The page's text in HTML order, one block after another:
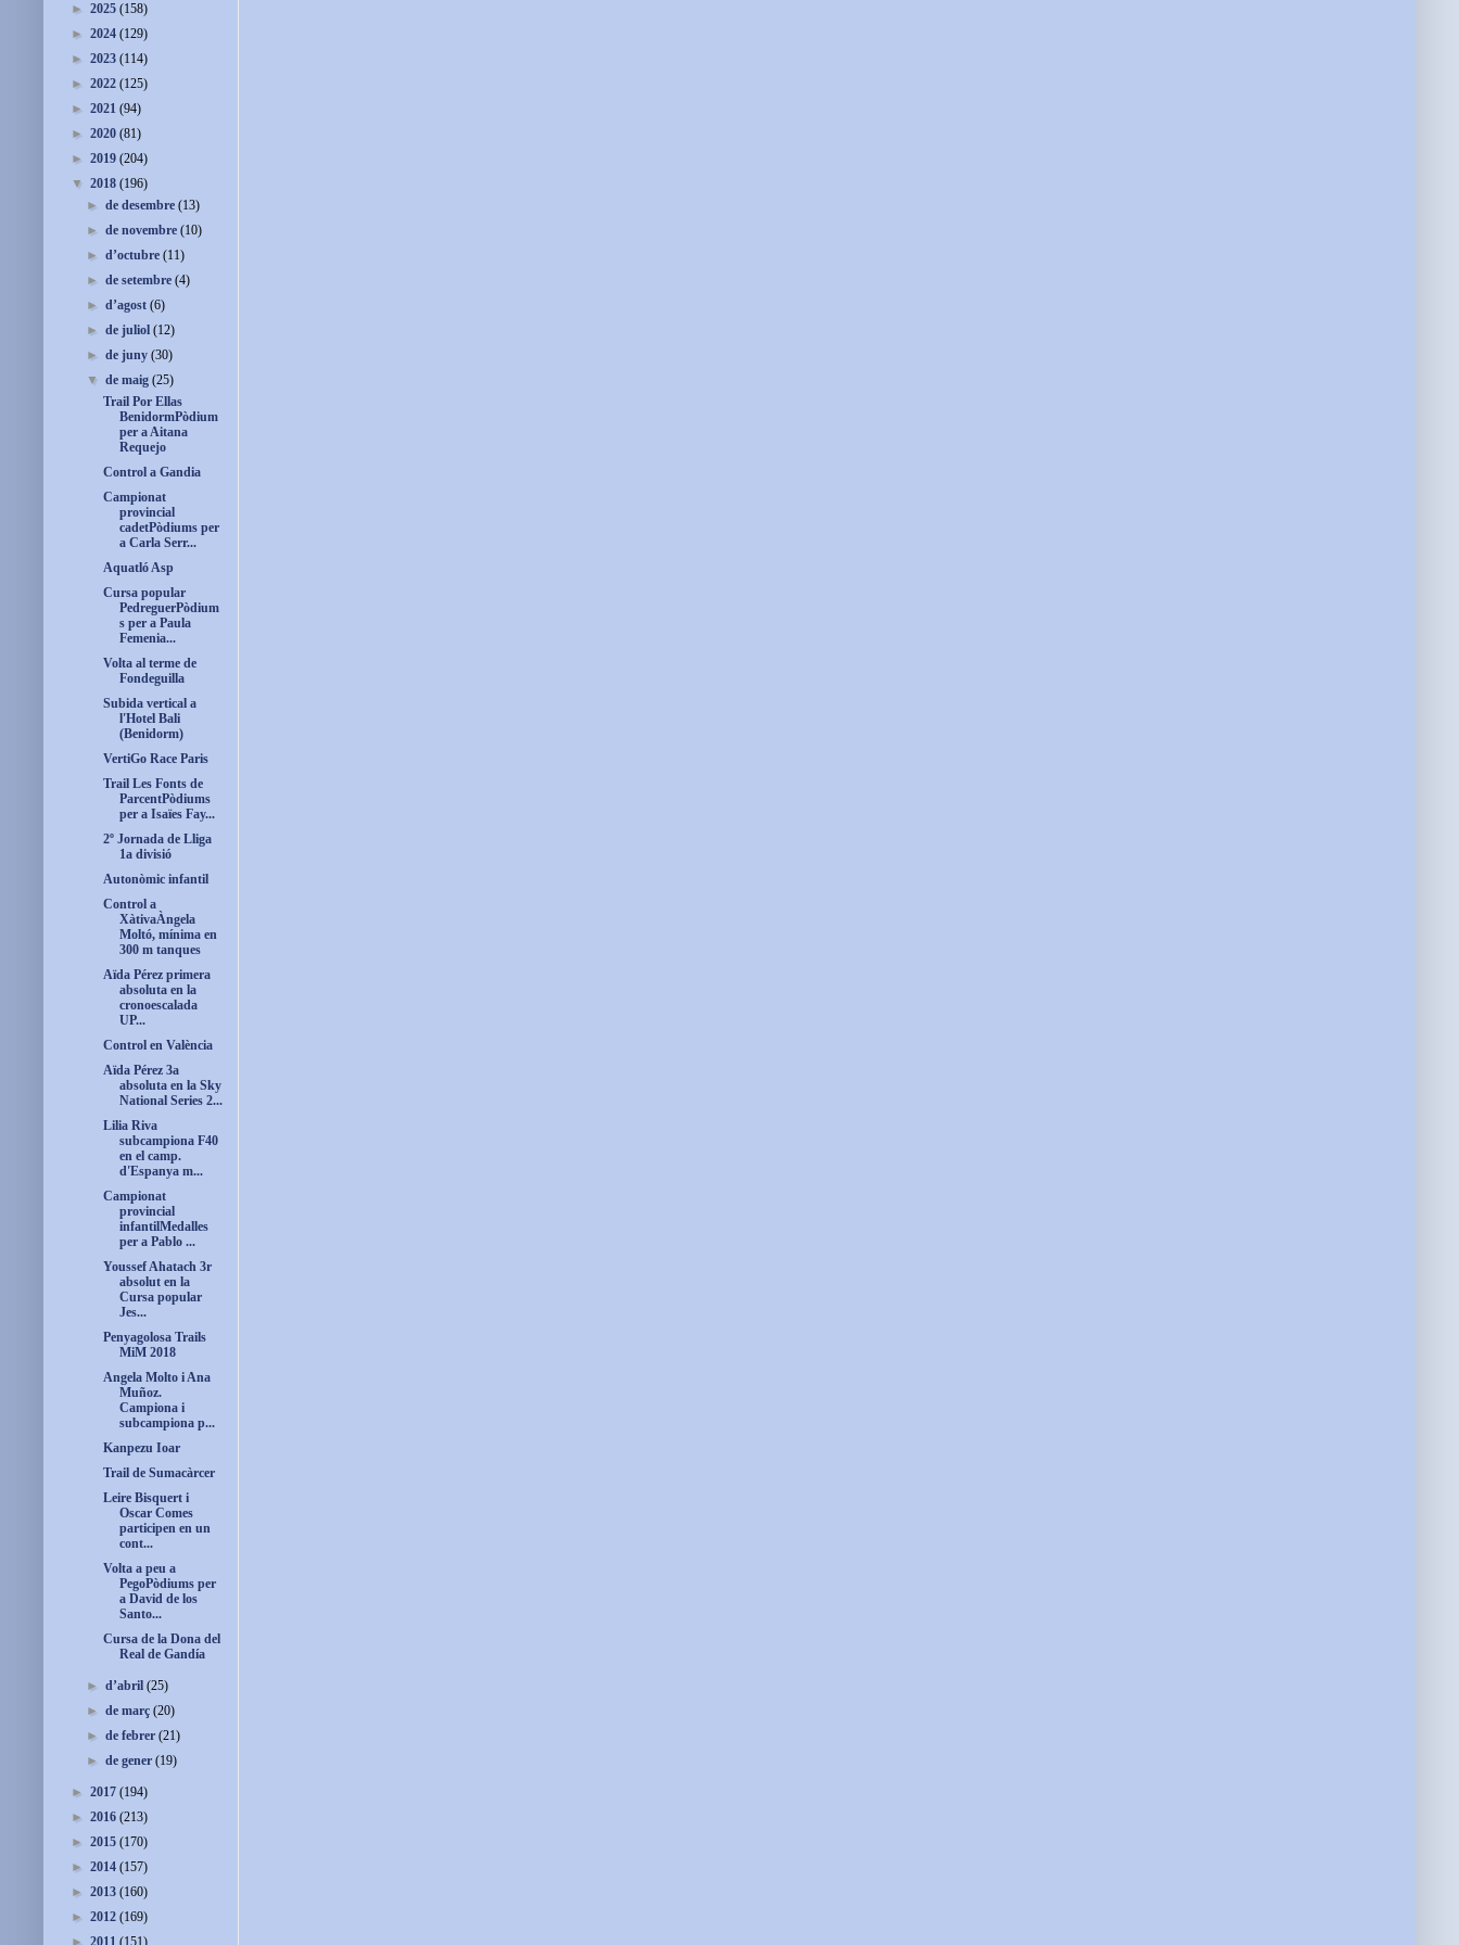
► 2025 (158)
► 2024 (129)
► 2023 (114)
► 2022 (125)
► 2021 (94)
► 2020 (81)
► 2019 (204)
▼ 2018 (196)
►de desembre(13)
►de novembre(10)
►d’octubre(11)
►de setembre(4)
►d’agost(6)
►de juliol(12)
►de juny(30)
▼de maig(25)
Trail Por Ellas
BenidormPòdium
per a Aitana
Requejo
Control a Gandia
Campionat
provincial
cadetPòdiums per
a Carla Serr...
Aquatló Asp
Cursa popular
PedreguerPòdium
s per a Paula
Femenia...
Volta al terme de
Fondeguilla
Subida vertical a
l'Hotel Bali
(Benidorm)
VertiGo Race Paris
Trail Les Fonts de
ParcentPòdiums
per a Isaïes Fay...
2º Jornada de Lliga
1a divisió
Autonòmic infantil
Control a
XàtivaÀngela
Moltó, mínima en
300 m tanques
Aïda Pérez primera
absoluta en la
cronoescalada
UP...
Control en València
Aïda Pérez 3a
absoluta en la Sky
National Series 2...
Lilia Riva
subcampiona F40
en el camp.
d'Espanya m...
Campionat
provincial
infantilMedalles
per a Pablo ...
Youssef Ahatach 3r
absolut en la
Cursa popular
Jes...
Penyagolosa Trails
MiM 2018
Angela Molto i Ana
Muñoz.
Campiona i
subcampiona p...
Kanpezu Ioar
Trail de Sumacàrcer
Leire Bisquert i
Oscar Comes
participen en un
cont...
Volta a peu a
PegoPòdiums per
a David de los
Santo...
Cursa de la Dona del
Real de Gandía
►d’abril(25)
►de març(20)
►de febrer(21)
►de gener(19)
► 2017 (194)
► 2016 (213)
► 2015 (170)
► 2014 (157)
► 2013 (160)
► 2012 (169)